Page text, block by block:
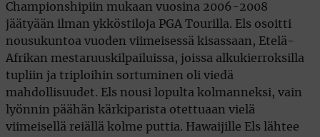
Championshipiin mukaan vuosina 2006-2008
jäätyään ilman ykköstiloja PGA Tourilla. Els osoitti
nousukuntoa vuoden viimeisessä kisassaan, Etelä-
Afrikan mestaruuskilpailuissa, joissa alkukierroksilla
tupliin ja triploihin sortuminen oli viedä
mahdollisuudet. Els nousi lopulta kolmanneksi, vain
lyönnin päähän kärkiparista otettuaan vielä
viimeisellä reiällä kolme puttia. Hawaijille Els lähtee